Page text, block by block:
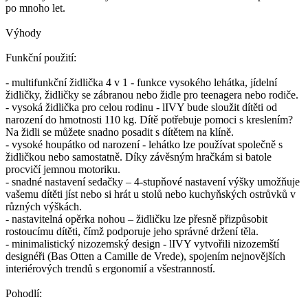
po mnoho let.
Výhody
Funkční použití:
- multifunkční židlička 4 v 1 - funkce vysokého lehátka, jídelní
židličky, židličky se zábranou nebo židle pro teenagera nebo rodiče.
- vysoká židlička pro celou rodinu - lIVY bude sloužit dítěti od
narození do hmotnosti 110 kg. Dítě potřebuje pomoci s kreslením?
Na židli se můžete snadno posadit s dítětem na klíně.
- vysoké houpátko od narození - lehátko lze používat společně s
židličkou nebo samostatně. Díky závěsným hračkám si batole
procvičí jemnou motoriku.
- snadné nastavení sedačky – 4-stupňové nastavení výšky umožňuje
vašemu dítěti jíst nebo si hrát u stolů nebo kuchyňských ostrůvků v
různých výškách.
- nastavitelná opěrka nohou – židličku lze přesně přizpůsobit
rostoucímu dítěti, čímž podporuje jeho správné držení těla.
- minimalistický nizozemský design - lIVY vytvořili nizozemští
designéři (Bas Otten a Camille de Vrede), spojením nejnovějších
interiérových trendů s ergonomií a všestranností.
Pohodlí: